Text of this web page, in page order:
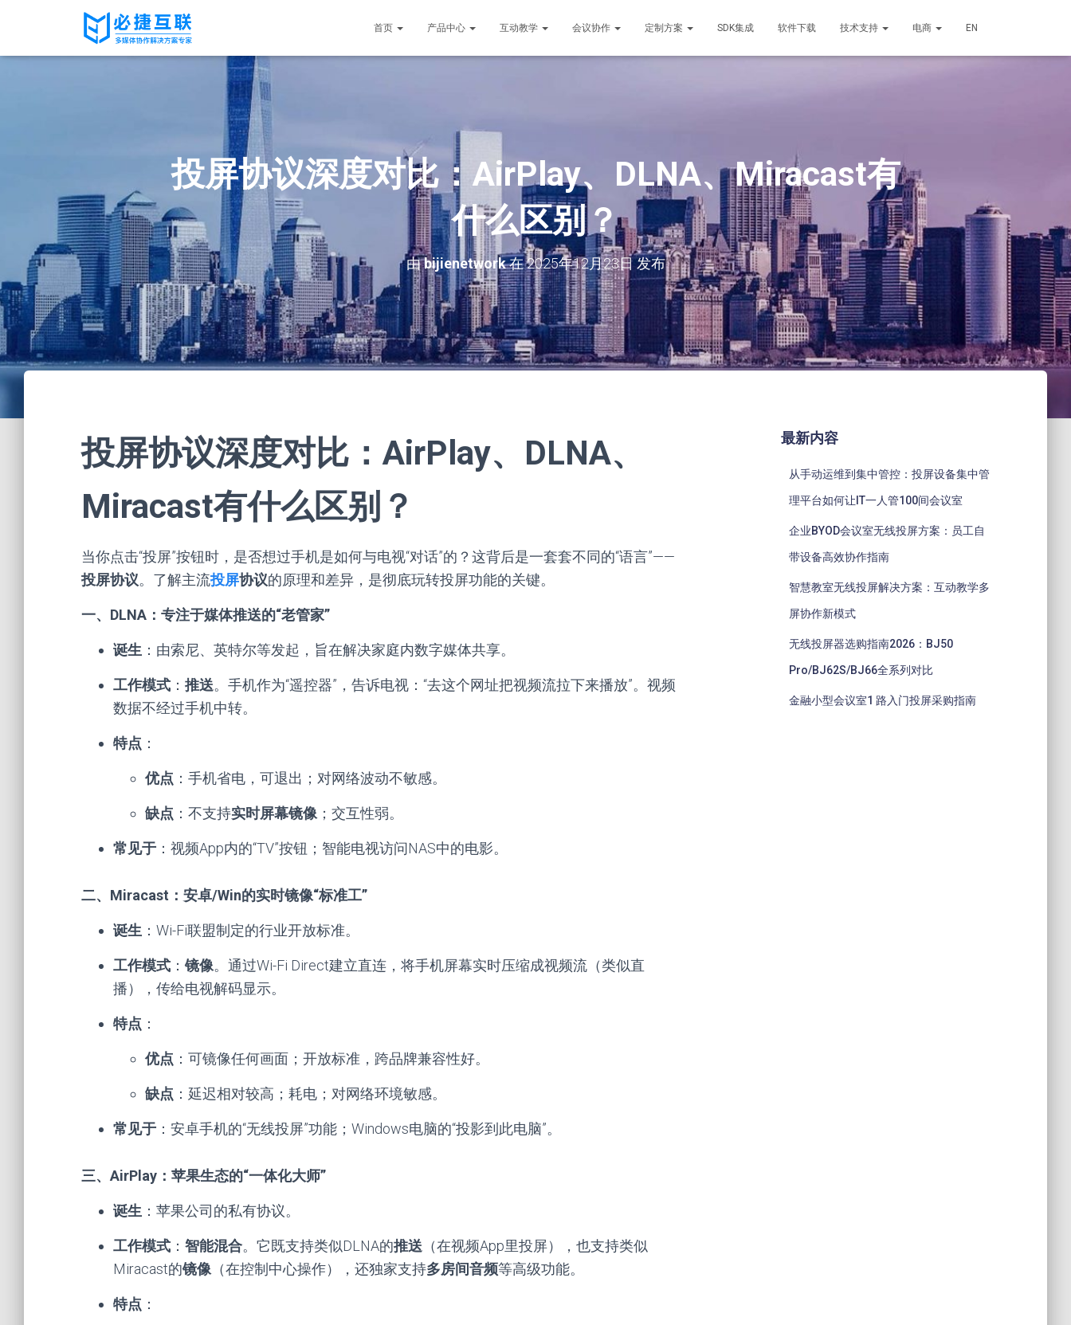
首页 产品中心 互动教学 会议协作 定制方案 SDK集成 软件下载 技术支持 电商 EN
投屏协议深度对比：AirPlay、DLNA、Miracast有
什么区别？
由bijienetwork在2025年12月23日发布
投屏协议深度对比：AirPlay、DLNA、
Miracast有什么区别？
当你点击“投屏”按钮时，是否想过手机是如何与电视“对话”的？这背后是一套套不同的“语言”——
投屏协议。了解主流投屏协议的原理和差异，是彻底玩转投屏功能的关键。
一、DLNA：专注于媒体推送的“老管家”
诞生 ：由索尼、英特尔等发起，旨在解决家庭内数字媒体共享。
工作模式 ： 推送。手机作为“遥控器”，告诉电视：“去这个网址把视频流拉下来播放”。视频
数据不经过手机中转。
特点 ：
优点 ：手机省电，可退出；对网络波动不敏感。
缺点 ：不支持实时屏幕镜像 ；交互性弱。
常见于 ：视频App内的“TV”按钮；智能电视访问NAS中的电影。
二、Miracast：安卓/Win的实时镜像“标准工”
诞生 ：Wi-Fi联盟制定的行业开放标准。
工作模式 ： 镜像。通过Wi-Fi Direct建立直连，将手机屏幕实时压缩成视频流（类似直
播），传给电视解码显示。
特点 ：
优点 ：可镜像任何画面；开放标准，跨品牌兼容性好。
缺点 ：延迟相对较高；耗电；对网络环境敏感。
常见于 ：安卓手机的“无线投屏”功能；Windows电脑的“投影到此电脑”。
三、AirPlay：苹果生态的“一体化大师”
诞生 ：苹果公司的私有协议。
工作模式 ： 智能混合。它既支持类似DLNA的推送 （在视频App里投屏），也支持类似
Miracast的镜像 （在控制中心操作），还独家支持多房间音频等高级功能。
特点 ：
最新内容
从手动运维到集中管控：投屏设备集中管
理平台如何让IT一人管100间会议室
企业BYOD会议室无线投屏方案：员工自
带设备高效协作指南
智慧教室无线投屏解决方案：互动教学多
屏协作新模式
无线投屏器选购指南2026：BJ50
Pro/BJ62S/BJ66全系列对比
金融小型会议室1 路入门投屏采购指南